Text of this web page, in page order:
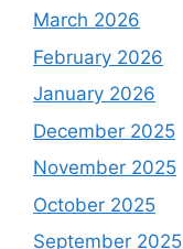
March 2026
February 2026
January 2026
December 2025
November 2025
October 2025
September 2025